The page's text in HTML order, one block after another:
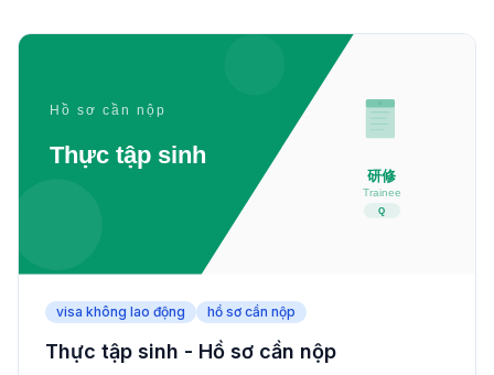
visa không lao động hồ sơ cần nộp
Thực tập sinh - Hồ sơ cần nộp